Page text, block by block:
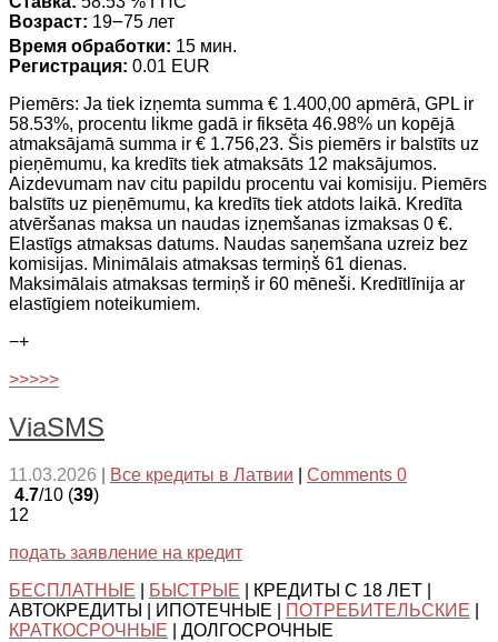
Возраст: 19౼75 лет
Время обработки: 15 мин.
Регистрация: 0.01 EUR
Piemērs: Ja tiek izņemta summa € 1.400,00 apmērā, GPL ir
58.53%, procentu likme gadā ir fiksēta 46.98% un kopējā
atmaksājamā summa ir € 1.756,23. Šis piemērs ir balstīts uz
pieņēmumu, ka kredīts tiek atmaksāts 12 maksājumos.
Aizdevumam nav citu papildu procentu vai komisiju. Piemērs
balstīts uz pieņēmumu, ka kredīts tiek atdots laikā. Kredīta
atvēršanas maksa un naudas izņemšanas izmaksas 0 €.
Elastīgs atmaksas datums. Naudas saņemšana uzreiz bez
komisijas. Minimālais atmaksas termiņš 61 dienas.
Maksimālais atmaksas termiņš ir 60 mēneši. Kredītlīnija ar
elastīgiem noteikumiem.
−+
>>>>>
ViaSMS
11.03.2026 Все кредиты в Латвии
Comments 0
4.7/10 (39)
12
подать заявление на кредит
БЕСПЛАТНЫЕ
БЫСТРЫЕ | КРЕДИТЫ С 18 ЛЕТ |
АВТОКРЕДИТЫ | ИПОТЕЧНЫЕ |
ПОТРЕБИТЕЛЬСКИЕ
КРАТКОСРОЧНЫЕ | ДОЛГОСРОЧНЫЕ